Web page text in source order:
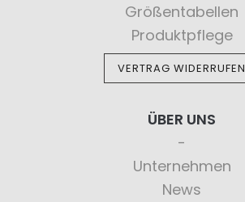
Größentabellen
Produktpflege
VERTRAG WIDERRUFEN
ÜBER UNS
Unternehmen
News